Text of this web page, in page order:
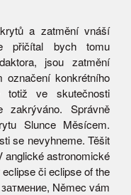
a zatmění vnáší
přičítal bych tomu
jsou zatmění
označení konkrétního
ve skutečnosti
zakrýváno. Správně
Slunce Měsícem.
se nevyhneme. Těšit
anglické astronomické
či eclipse of the
Němec vám